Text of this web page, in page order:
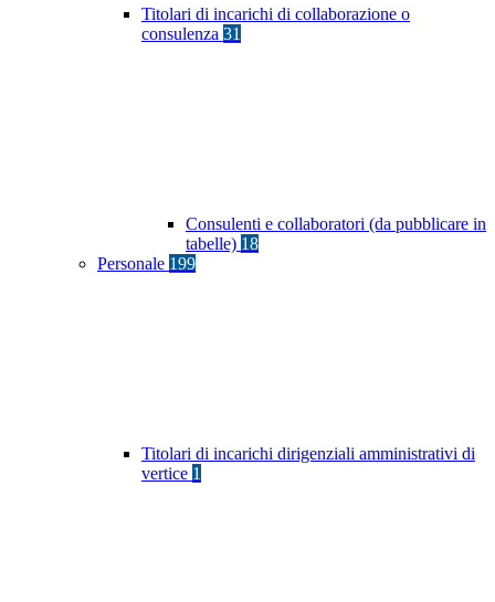
Titolari di incarichi di collaborazione o
consulenza 31
Consulenti e collaboratori (da pubblicare in
tabelle) 18
Personale 199
Titolari di incarichi dirigenziali amministrativi di
vertice 1